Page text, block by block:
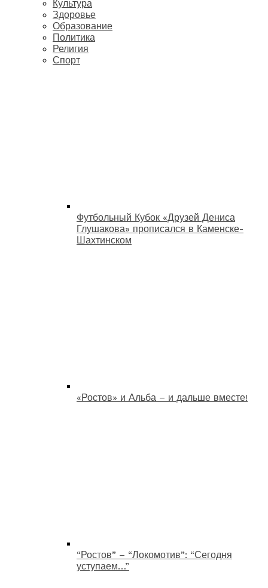
Культура
Здоровье
Образование
Политика
Религия
Спорт
Футбольный Кубок «Друзей Дениса
Глушакова» прописался в Каменске-
Шахтинском
«Ростов» и Альба – и дальше вместе!
“Ростов” – “Локомотив”: “Сегодня
уступаем…”